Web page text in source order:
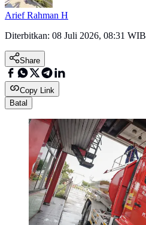
Arief Rahman H
Diterbitkan: 08 Juli 2026, 08:31 WIB
Share
Copy Link
Batal